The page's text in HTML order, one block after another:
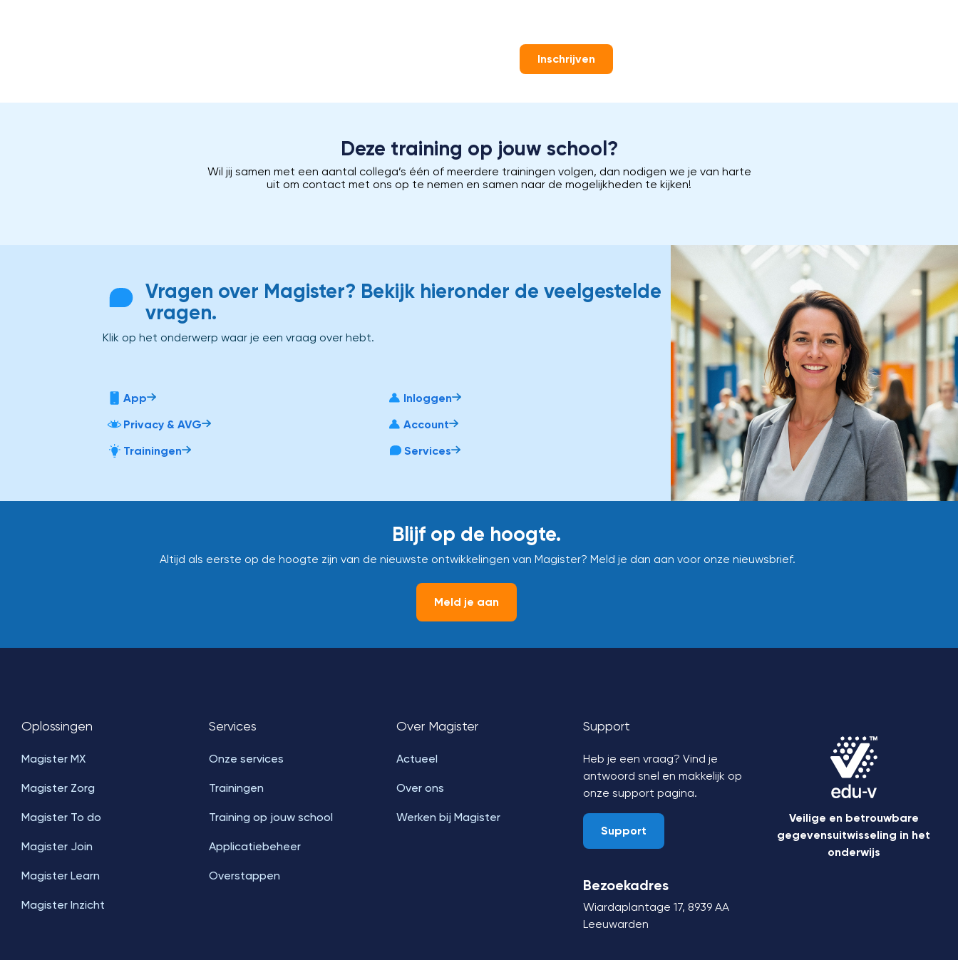
Inschrijven
Deze training op jouw school?
Wil jij samen met een aantal collega’s één of meerdere trainingen volgen, dan nodigen we je van harte
uit om contact met ons op te nemen en samen naar de mogelijkheden te kijken!
Vragen over Magister? Bekijk hieronder de veelgestelde
vragen.
Klik op het onderwerp waar je een vraag over hebt.
App
Inloggen
Privacy & AVG
Account
Trainingen
Services
Blijf op de hoogte.
Altijd als eerste op de hoogte zijn van de nieuwste ontwikkelingen van Magister? Meld je dan aan voor onze nieuwsbrief.
Meld je aan
Oplossingen
Magister MX
Magister Zorg
Magister To do
Magister Join
Magister Learn
Magister Inzicht
Services
Onze services
Trainingen
Training op jouw school
Applicatiebeheer
Overstappen
Over Magister
Actueel
Over ons
Werken bij Magister
Support
Heb je een vraag? Vind je
antwoord snel en makkelijk op
onze support pagina.
Support
Bezoekadres
Wiardaplantage 17, 8939 AA
Leeuwarden
Veilige en betrouwbare
gegevensuitwisseling in het
onderwijs